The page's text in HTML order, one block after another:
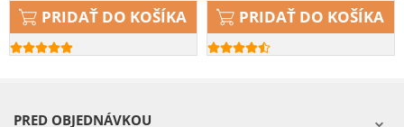
PRIDAŤ DO KOŠÍKA PRIDAŤ DO KOŠÍKA
PRED OBJEDNÁVKOU